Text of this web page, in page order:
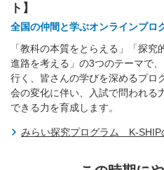
ト】
全国の仲間と学ぶオンラインプロ
「教科の本質をとらえる」「探究
進路を考える」の3つのテーマで
行く、皆さんの学びを深めるプロ
会の変化に伴い、入試で問われる
できる力を育成します。
みらい探究プログラム K-SHIP